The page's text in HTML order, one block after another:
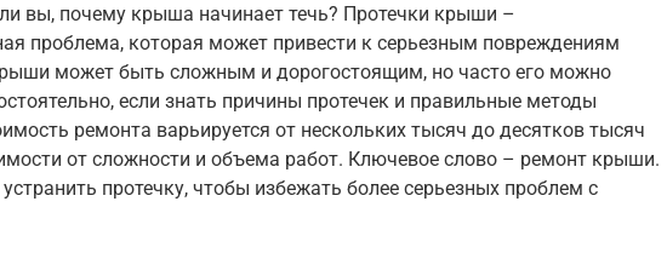
вы, почему крыша начинает течь? Протечки крыши –
проблема, которая может привести к серьезным повреждениям
может быть сложным и дорогостоящим, но часто его можно
если знать причины протечек и правильные методы
ремонта варьируется от нескольких тысяч до десятков тысяч
от сложности и объема работ. Ключевое слово – ремонт крыши.
протечку, чтобы избежать более серьезных проблем с